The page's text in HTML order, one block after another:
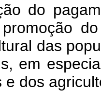
do
das
em
e dos